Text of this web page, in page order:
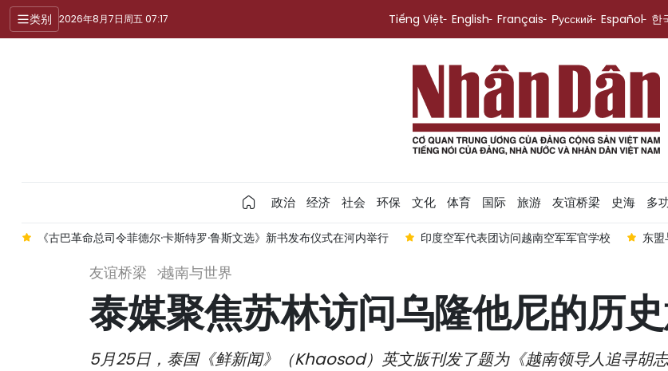
类别 2026年8月7日周五 07:17 Tiếng Việt English Français Русский Español 한
政治 经济 社会 环保 文化 体育 国际 旅游 友谊桥梁 史海 多
《古巴革命总司令菲德尔·卡斯特罗·鲁斯文选》新书发布仪式在河内举行 印度空军代表团访问越南空军军官学校 东盟
友谊桥梁 越南与世界
泰媒聚焦苏林访问乌隆他尼的历
5月25日，泰国《鲜新闻》（Khaosod）英文版刊发了题为《越南领导人追寻胡